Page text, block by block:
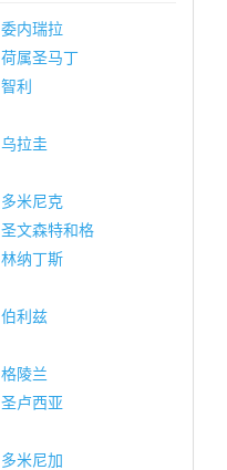
委内瑞拉
荷属圣马丁
智利
乌拉圭
多米尼克
圣文森特和格
林纳丁斯
伯利兹
格陵兰
圣卢西亚
多米尼加